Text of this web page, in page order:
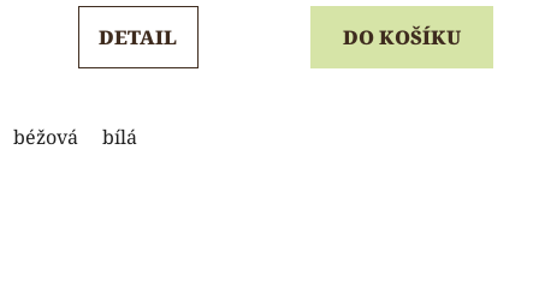
5,0
z
DETAIL
béžová bílá
5,0
z
DO KOŠÍKU